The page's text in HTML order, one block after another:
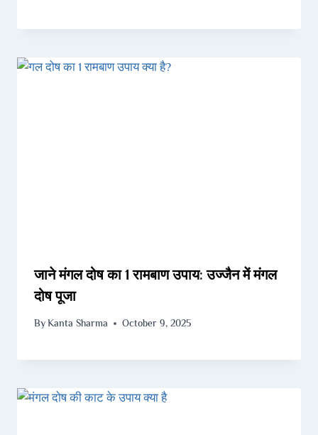
जाने मंगल दोष का 1 रामबाण उपाय: उज्जैन में मंगल
दोष पूजा
By Kanta Sharma October 9, 2025